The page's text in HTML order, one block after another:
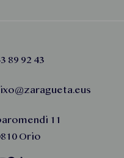
89 92 43
11
Orio